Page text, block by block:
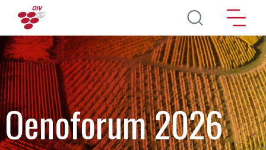
Pasar al contenido principal
Oenoforum 2026